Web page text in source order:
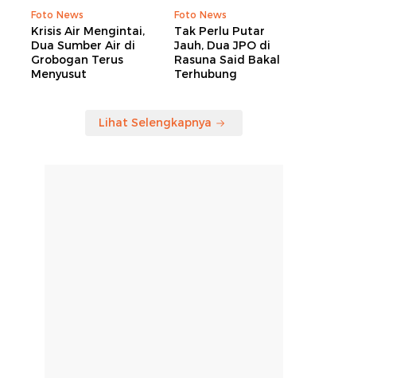
Foto News
Krisis Air Mengintai,
Dua Sumber Air di
Grobogan Terus
Menyusut
Foto News
Tak Perlu Putar
Jauh, Dua JPO di
Rasuna Said Bakal
Terhubung
Lihat Selengkapnya